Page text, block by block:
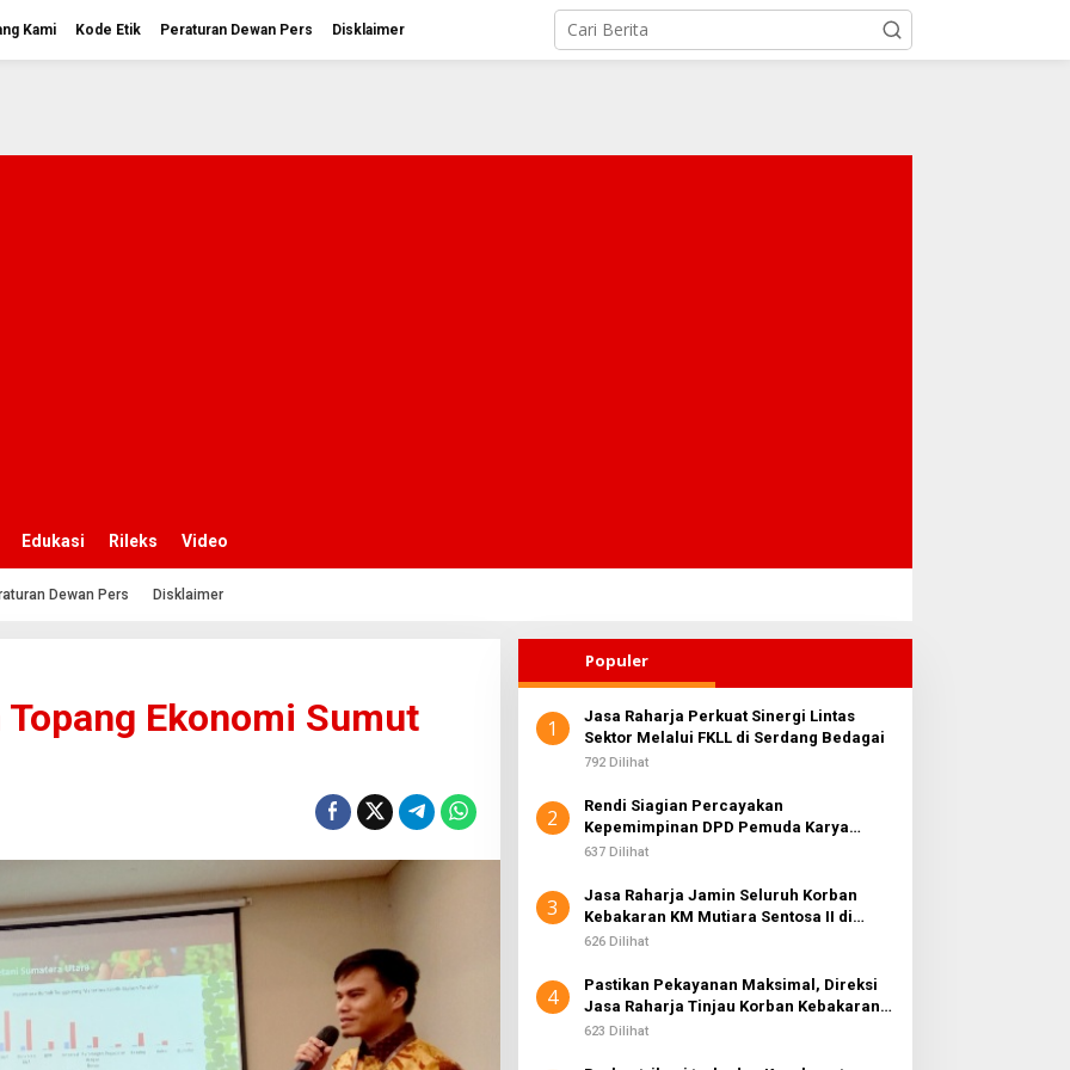
Kami Kode Etik Peraturan Dewan Pers Disklaimer
Edukasi Rileks Video
Dewan Pers Disklaimer
Ekonomi Sumut
Populer
1
Jasa Raharja Perkuat Sinergi Lintas
Sektor Melalui FKLL di Serdang Bedagai
792 Dilihat
2
Rendi Siagian Percayakan
Kepemimpinan DPD Pemuda Karya
Nasional Kota Medan kepada Josef
637 Dilihat
3
Jasa Raharja Jamin Seluruh Korban
Kebakaran KM Mutiara Sentosa II di
Perairan Sumenep
626 Dilihat
4
Pastikan Pekayanan Maksimal, Direksi
Jasa Raharja Tinjau Korban Kebakaran
KM Mutiara Sentosa II
623 Dilihat